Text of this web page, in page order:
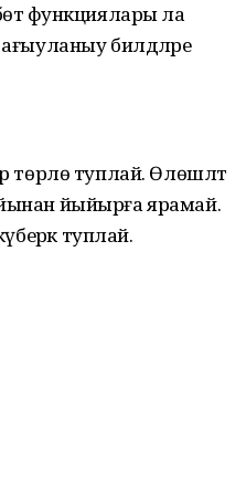
функциялары ла
билдәләре
төрлө туплай. Өлөшләтә
йыйырға ярамай.
туплай.